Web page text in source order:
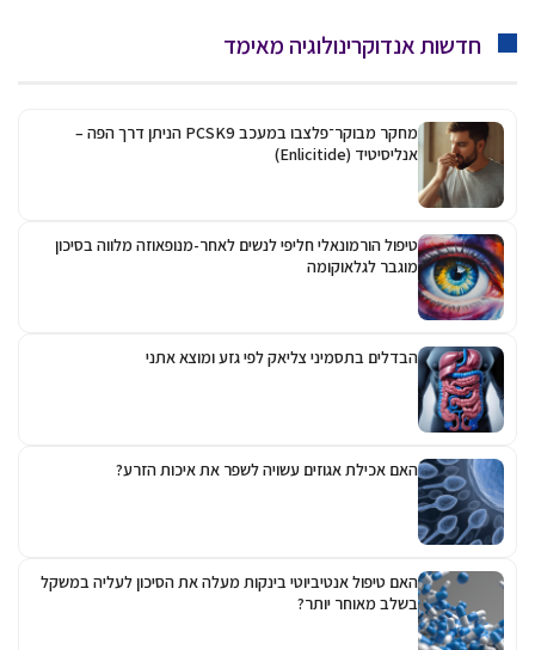
חדשות אנדוקרינולוגיה מאימד
מחקר מבוקר־פלצבו במעכב PCSK9 הניתן דרך הפה –
אנליסיטיד (Enlicitide)
טיפול הורמונאלי חליפי לנשים לאחר-מנופאוזה מלווה בסיכון
מוגבר לגלאוקומה
הבדלים בתסמיני צליאק לפי גזע ומוצא אתני
האם אכילת אגוזים עשויה לשפר את איכות הזרע?
האם טיפול אנטיביוטי בינקות מעלה את הסיכון לעליה במשקל
בשלב מאוחר יותר?